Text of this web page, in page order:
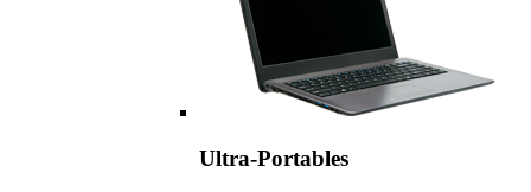
Ultra-Portables